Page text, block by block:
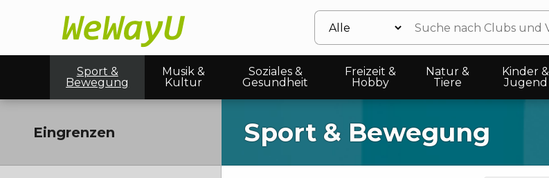
Sport &
Bewegung
Musik &
Kultur
Soziales &
Gesundheit
Freizeit &
Hobby
Natur &
Tiere
Kinder &
Jugend
Eingrenzen Sport & Bewegung